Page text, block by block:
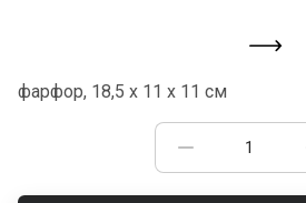
фарфор, 18,5 х 11 х 11 см